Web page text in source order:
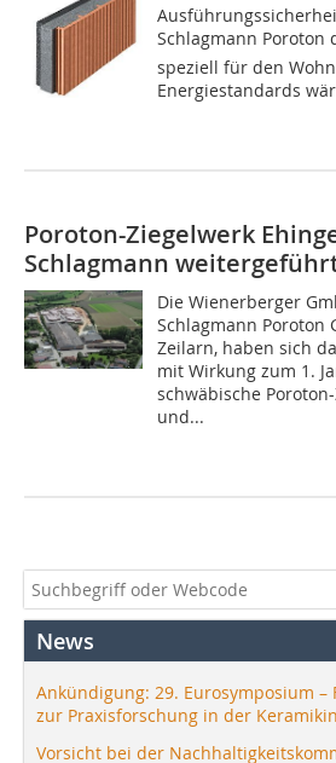
Schlagmann Poroton
speziell für den
Energiestandards
Poroton-Ziegelwerk
Schlagmann
Die Wienerberger
Schlagmann Poroton
Zeilarn, haben sich
mit Wirkung zum 1.
schwäbische
und...
News
Ankündigung: 29. Eurosymposium –
zur Praxisforschung in der
Vorsicht bei der